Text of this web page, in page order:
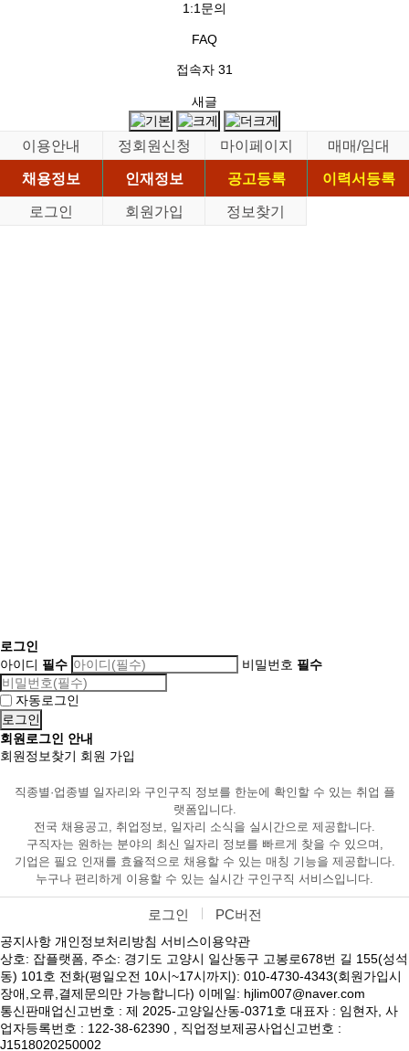
1:1문의
FAQ
접속자 31
새글
이용안내 정회원신청 마이페이지
매매/임대
채용정보
인재정보 공고등록
이력서등록
로그인
회원가입 정보찾기
로그인
아이디 필수 비밀번호 필수
자동로그인
회원로그인 안내
회원정보찾기 회원 가입
직종별·업종별 일자리와 구인구직 정보를 한눈에 확인할 수 있는 취업 플
랫폼입니다.
전국 채용공고, 취업정보, 일자리 소식을 실시간으로 제공합니다.
구직자는 원하는 분야의 최신 일자리 정보를 빠르게 찾을 수 있으며,
기업은 필요 인재를 효율적으로 채용할 수 있는 매칭 기능을 제공합니다.
누구나 편리하게 이용할 수 있는 실시간 구인구직 서비스입니다.
로그인 PC버전
공지사항 개인정보처리방침 서비스이용약관
상호: 잡플랫폼, 주소: 경기도 고양시 일산동구 고봉로678번 길 155(성석
동) 101호 전화(평일오전 10시~17시까지): 010-4730-4343(회원가입시
장애,오류,결제문의만 가능합니다) 이메일: hjlim007@naver.com
통신판매업신고번호 : 제 2025-고양일산동-0371호 대표자 : 임현자, 사
업자등록번호 : 122-38-62390 , 직업정보제공사업신고번호 :
J1518020250002